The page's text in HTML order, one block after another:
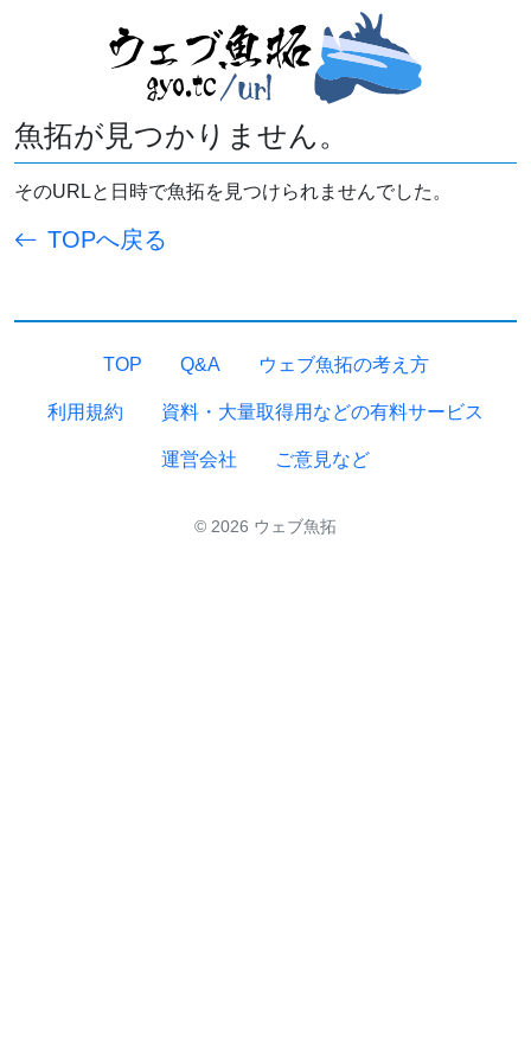
魚拓が見つかりません。
そのURLと日時で魚拓を見つけられませんでした。
TOPへ戻る
TOP Q&A ウェブ魚拓の考え方
利用規約 資料・大量取得用などの有料サービス
運営会社 ご意見など
© 2026 ウェブ魚拓